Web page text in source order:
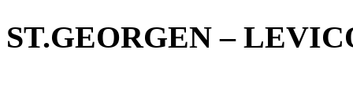
ST.GEORGEN –